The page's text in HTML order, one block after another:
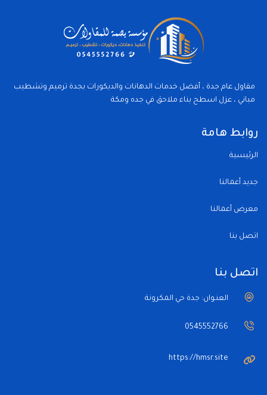
مقاول عام جدة ، أفضل خدمات الدهانات والديكورات بجدة ترميم وتشطيب
مباني ، عزل اسطح بناء ملاحق في جده ومكة
روابط هامة
الرئيسية
جديد أعمالنا
معرض أعمالنا
اتصل بنا
اتصل بنا
العنـوان: جدة حي المكرونة
0545552766
https://hmsr.site